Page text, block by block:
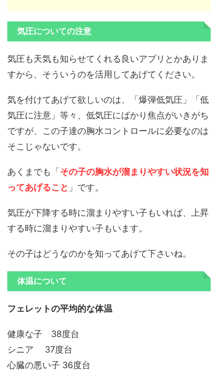
気圧についての注意
気圧も天気も知らせてくれる良いアプリとかありま
すから、そういうのを活用してあげてください。
気を付けてあげて欲しいのは、「爆弾低気圧」「低
気圧に注意」等々、低気圧にばかり焦点がいきがち
ですが、この子達の胸水コントロールに必要なのは
そこじゃないです。
あくまでも「 その子の胸水が溜まりやすい状況を知
ってあげること 」です。
気圧が下降する時に溜まりやすい子もいれば、上昇
する時に溜まりやすい子もいます。
その子はどうなのかを知ってあげて下さいね。
体温について
フェレットの平均的な体温
健康な子 38度台
シニア 37度台
心臓の悪い子 36度台